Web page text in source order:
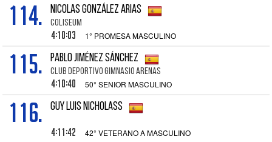
114. NICOLAS GONZÁLEZ ARIAS
COLISEUM
4:10:03 1° PROMESA MASCULINO
115. PABLO JIMÉNEZ SÁNCHEZ
CLUB DEPORTIVO GIMNASIO ARENAS
4:10:40 50° SENIOR MASCULINO
116. GUY LUIS NICHOLASS
4:11:42 42° VETERANO A MASCULINO